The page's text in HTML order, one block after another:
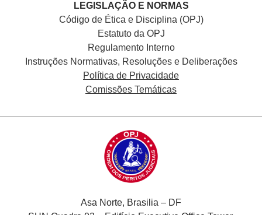
LEGISLAÇÃO E NORMAS
Código de Ética e Disciplina (OPJ)
Estatuto da OPJ
Regulamento Interno
Instruções Normativas, Resoluções e Deliberações
Política de Privacidade
Comissões Temáticas
Asa Norte, Brasilia – DF